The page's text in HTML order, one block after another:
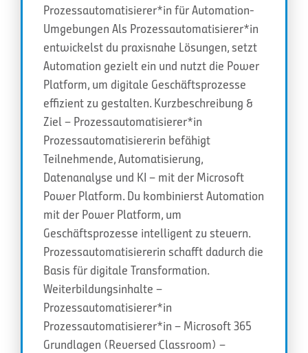
Prozessautomatisierer*in für Automation-
Umgebungen Als Prozessautomatisierer*in
entwickelst du praxisnahe Lösungen, setzt
Automation gezielt ein und nutzt die Power
Platform, um digitale Geschäftsprozesse
effizient zu gestalten. Kurzbeschreibung &
Ziel – Prozessautomatisierer*in
Prozessautomatisiererin befähigt
Teilnehmende, Automatisierung,
Datenanalyse und KI – mit der Microsoft
Power Platform. Du kombinierst Automation
mit der Power Platform, um
Geschäftsprozesse intelligent zu steuern.
Prozessautomatisiererin schafft dadurch die
Basis für digitale Transformation.
Weiterbildungsinhalte –
Prozessautomatisierer*in
Prozessautomatisierer*in – Microsoft 365
Grundlagen (Reversed Classroom) –